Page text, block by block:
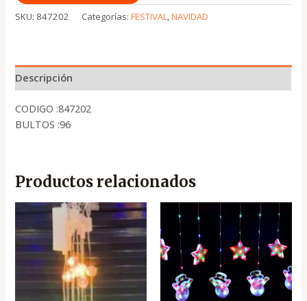
SKU: 847202 Categorías:FESTIVAL,NAVIDAD
Descripción
CODIGO :847202
BULTOS :96
Productos relacionados
El
original
₡5,500
El
precio
actual
es:
.
₡3,750
El
precio
original
era:
.
₡7,950
precio
actual
₡5,350